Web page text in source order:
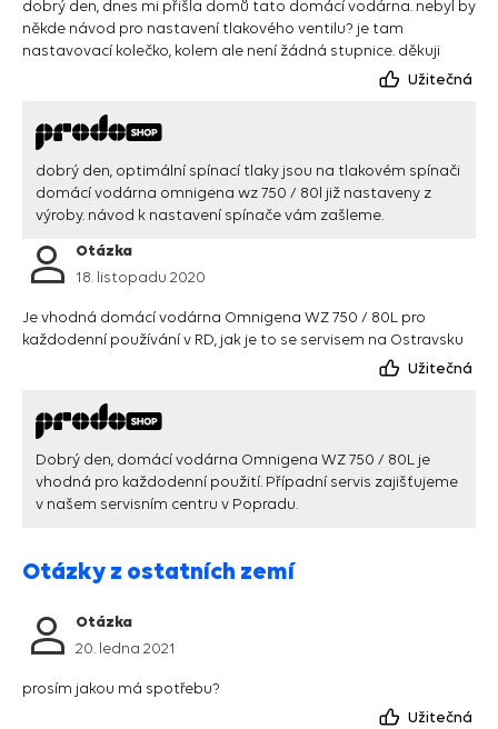
dobrý den, dnes mi přišla domů tato domácí vodárna. nebyl by
někde návod pro nastavení tlakového ventilu? je tam
nastavovací kolečko, kolem ale není žádná stupnice. děkuji
Užitečná
dobrý den, optimální spínací tlaky jsou na tlakovém spínači
domácí vodárna omnigena wz 750 / 80l již nastaveny z
výroby. návod k nastavení spínače vám zašleme.
Otázka
18. listopadu 2020
Je vhodná domácí vodárna Omnigena WZ 750 / 80L pro
každodenní používání v RD, jak je to se servisem na Ostravsku
Užitečná
Dobrý den, domácí vodárna Omnigena WZ 750 / 80L je
vhodná pro každodenní použití. Případní servis zajišťujeme
v našem servisním centru v Popradu.
Otázky z ostatních zemí
Otázka
20. ledna 2021
prosím jakou má spotřebu?
Užitečná